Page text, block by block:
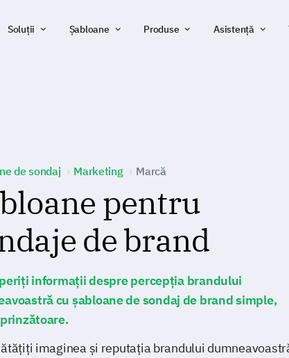
Soluții Șabloane Produse Asistență
de sondaj Marketing Marcă
pentru
de brand
informații despre percepția brandului
cu șabloane de sondaj de brand simple,
imaginea și reputația brandului